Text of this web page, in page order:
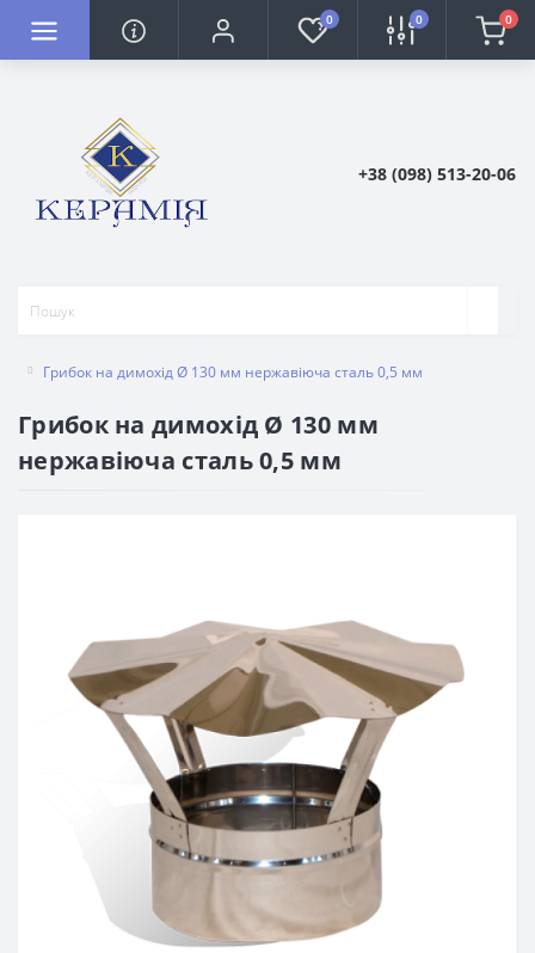
0 0 0
+38 (098) 513-20-06
Грибок на димохід Ø 130 мм нержавіюча сталь 0,5 мм
Грибок на димохід Ø 130 мм
нержавіюча сталь 0,5 мм